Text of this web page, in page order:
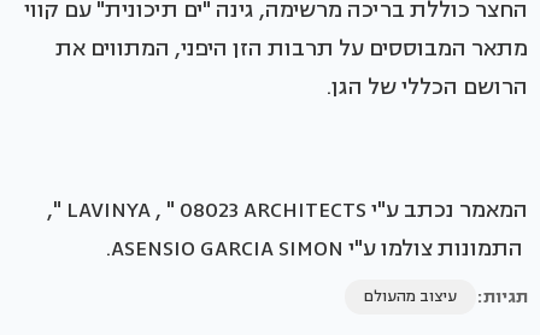
החצר כוללת בריכה מרשימה, גינה "ים תיכונית" עם קווי
מתאר המבוססים על תרבות הזן היפני, המתווים את
הרושם הכללי של הגן.
המאמר נכתב ע"י LAVINYA , " 08023 ARCHITECTS ",
התמונות צולמו ע"י ASENSIO GARCIA SIMON.
תגיות: עיצוב מהעולם